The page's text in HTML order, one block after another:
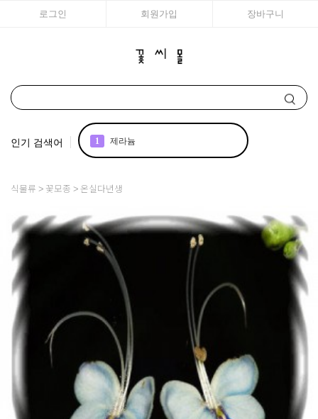
로그인 회원가입 장바구니
인기 검색어 1 제라늄
4 조날
리갈
6 매발톱
아이비 제라늄
에키네시아
식물류 꽃모종 온실다년생